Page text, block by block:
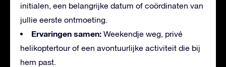
initialen, een belangrijke datum of coördinaten van
jullie eerste ontmoeting.
Ervaringen samen: Weekendje weg, privé
helikoptertour of een avontuurlijke activiteit die bij
hem past.